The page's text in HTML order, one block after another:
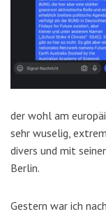
der wohl am
sehr wuselig,
divers und mit
Berlin.
Gestern war ich